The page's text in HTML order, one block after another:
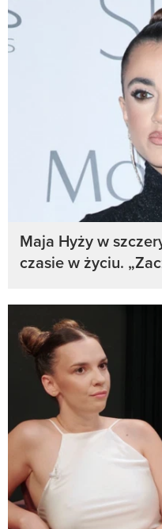
Maja Hyży w
czasie w życiu.